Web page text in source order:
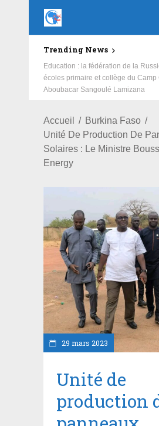
Trending News
Education : la fédération de la
écoles primaire et collège du Camp
Aboubacar Sangoulé Lamizana
Accueil
Burkina Faso
Unité De Production De
Solaires : Le Ministre
Energy
29 mars 2023
Unité de
production